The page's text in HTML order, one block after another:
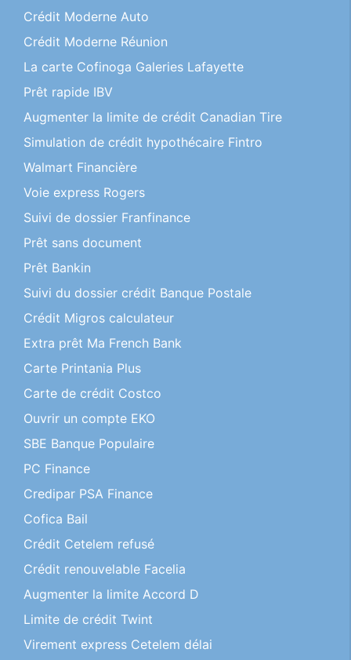
Crédit Moderne Auto
Crédit Moderne Réunion
La carte Cofinoga Galeries Lafayette
Prêt rapide IBV
Augmenter la limite de crédit Canadian Tire
Simulation de crédit hypothécaire Fintro
Walmart Financière
Voie express Rogers
Suivi de dossier Franfinance
Prêt sans document
Prêt Bankin
Suivi du dossier crédit Banque Postale
Crédit Migros calculateur
Extra prêt Ma French Bank
Carte Printania Plus
Carte de crédit Costco
Ouvrir un compte EKO
SBE Banque Populaire
PC Finance
Credipar PSA Finance
Cofica Bail
Crédit Cetelem refusé
Crédit renouvelable Facelia
Augmenter la limite Accord D
Limite de crédit Twint
Virement express Cetelem délai